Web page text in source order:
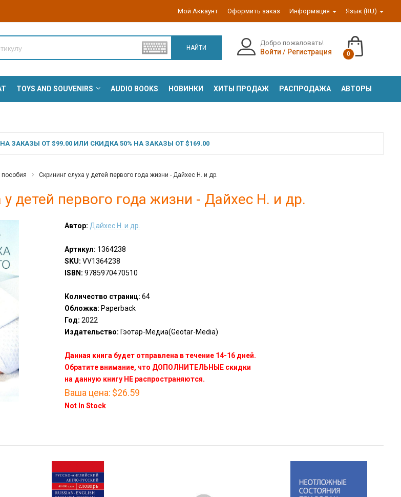
Мой Аккаунт Оформить заказ Информация Язык (RU)
НАЙТИ
Добро пожаловать!
Войти / Регистрация 0
TOYS AND SOUVENIRS AUDIO BOOKS НОВИНКИ ХИТЫ ПРОДАЖ РАСПРОДАЖА АВТОРЫ
ЗАКАЗЫ ОТ $99.00 ИЛИ СКИДКА 50% НА ЗАКАЗЫ ОТ $169.00
Скрининг слуха у детей первого года жизни - Дайхес Н. и др.
у детей первого года жизни - Дайхес Н. и др.
Автор: Дайхес Н. и др.
Артикул: 1364238
SKU: VV1364238
ISBN: 9785970470510
Количество страниц: 64
Обложка: Paperback
Год: 2022
Издательство: Гэотар-Медиа(Geotar-Media)
Данная книга будет отправлена в течение 14-16 дней.
Обратите внимание, что ДОПОЛНИТЕЛЬНЫЕ скидки
на данную книгу НЕ распространяются.
Ваша цена: $26.59
Not In Stock